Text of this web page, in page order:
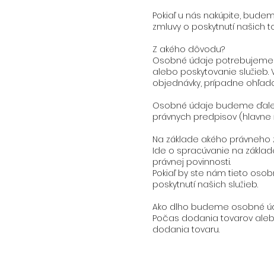
Pokiaľ u nás nakúpite,
zmluvy o poskytnutí našich
Z akého dôvodu?
Osobné údaje
alebo poskytovanie
objednávky, prípadne
Osobné údaje budeme
právnych predpisov
Na základe akého
Ide o spracúvanie na
právnej povinnosti.
Pokiaľ by ste nám tieto
poskytnutí našich služieb.
Ako dlho budeme osobné
Počas dodania tovarov
dodania tovaru.